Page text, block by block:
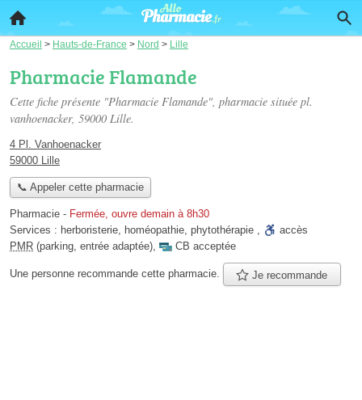
Accueil > Hauts-de-France > Nord > Lille
Pharmacie Flamande
Cette fiche présente "Pharmacie Flamande", pharmacie située pl.
vanhoenacker, 59000 Lille.
4 Pl. Vanhoenacker
59000 Lille
📞 Appeler cette pharmacie
Pharmacie - Fermée, ouvre demain à 8h30
Services : herboristerie, homéopathie, phytothérapie ,
accès
PMR (parking, entrée adaptée), CB acceptée
Une personne recommande cette pharmacie. Je recommande